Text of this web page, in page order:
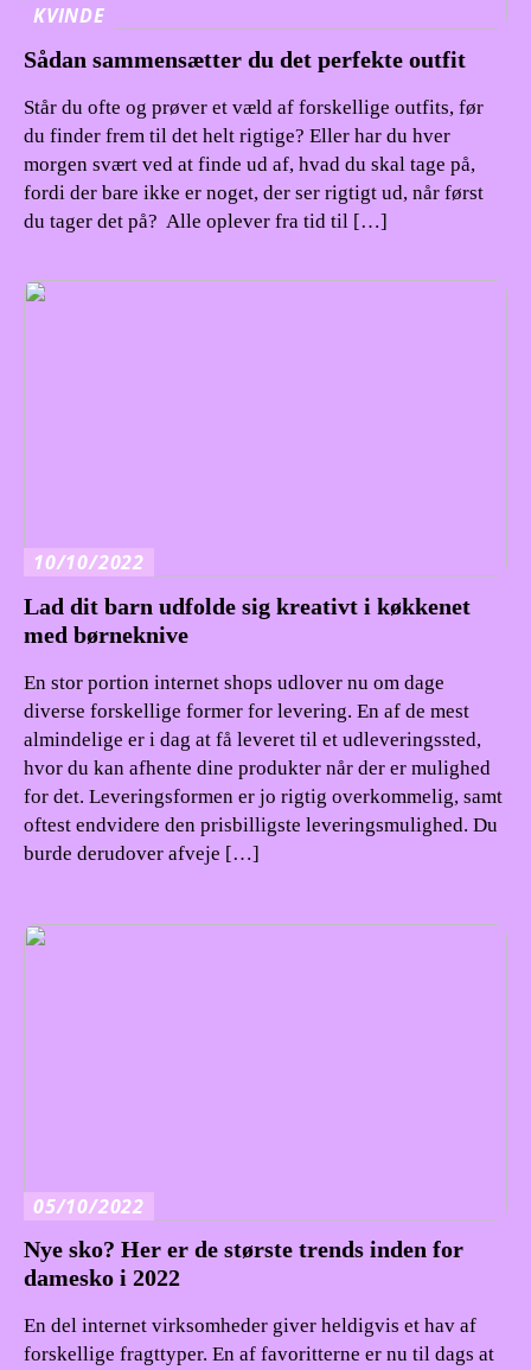
KVINDE
Sådan sammensætter du det perfekte outfit
Står du ofte og prøver et væld af forskellige outfits, før
du finder frem til det helt rigtige? Eller har du hver
morgen svært ved at finde ud af, hvad du skal tage på,
fordi der bare ikke er noget, der ser rigtigt ud, når først
du tager det på? Alle oplever fra tid til […]
10/10/2022
Lad dit barn udfolde sig kreativt i køkkenet
med børneknive
En stor portion internet shops udlover nu om dage
diverse forskellige former for levering. En af de mest
almindelige er i dag at få leveret til et udleveringssted,
hvor du kan afhente dine produkter når der er mulighed
for det. Leveringsformen er jo rigtig overkommelig, samt
oftest endvidere den prisbilligste leveringsmulighed. Du
burde derudover afveje […]
05/10/2022
Nye sko? Her er de største trends inden for
damesko i 2022
En del internet virksomheder giver heldigvis et hav af
forskellige fragttyper. En af favoritterne er nu til dags at